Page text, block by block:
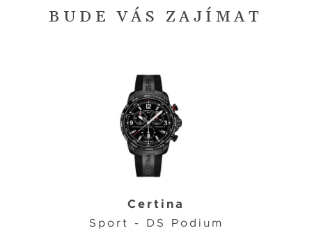
BUDE VÁS ZAJÍMAT
Certina
Sport - DS Podium